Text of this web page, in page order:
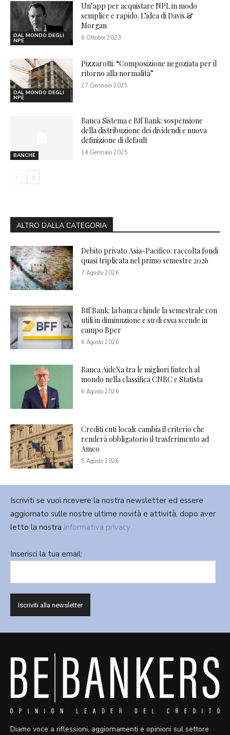
DAL MONDO DEGLI
NPE
Un’app per acquistare NPL in modo
semplice e rapido. L’idea di Davis &
Morgan
6 Ottobre 2023
DAL MONDO DEGLI
NPE
Pizzarotti: “Composizione negoziata per il
ritorno alla normalità”
27 Gennaio 2025
BANCHE
Banca Sistema e Bff Bank: sospensione
della distribuzione dei dividendi e nuova
definizione di default
14 Gennaio 2025
ALTRO DALLA CATEGORIA
Debito privato Asia-Pacifico: raccolta fondi
quasi triplicata nel primo semestre 2026
7 Agosto 2026
Bff Bank: la banca chiude la semestrale con
utili in diminuzione e su di essa scende in
campo Bper
6 Agosto 2026
Banca AideXa tra le migliori fintech al
mondo nella classifica CNBC e Statista
6 Agosto 2026
Crediti enti locali: cambia il criterio che
renderà obbligatorio il trasferimento ad
Amco
5 Agosto 2026
Iscriviti se vuoi ricevere la nostra newsletter ed essere
aggiornato sulle nostre ultime novità e attività, dopo aver
letto la nostra Informativa privacy
Inserisci la tua email:
Diamo voce a riflessioni, aggiornamenti e opinioni sul settore